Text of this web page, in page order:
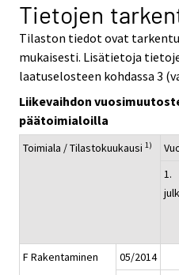
Tietojen
Tilaston tiedot ovat
mukaisesti. Lisätietoja
laatuselosteen kohdassa 3
Liikevaihdon
päätoimialoilla
Toimiala / Tilastokuukausi 1)
1.
F Rakentaminen
05/2014